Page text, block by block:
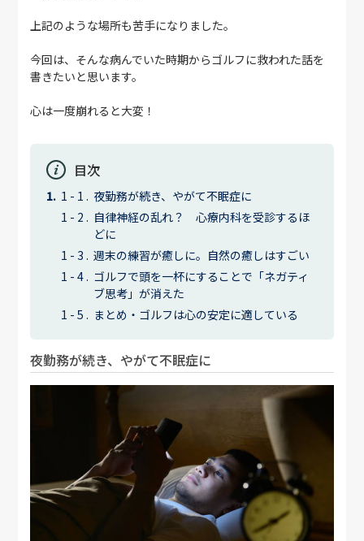
上記のような場所も苦手になりました。
今回は、そんな病んでいた時期からゴルフに救われた話を
書きたいと思います。
心は一度崩れると大変！
目次
夜勤務が続き、やがて不眠症に
自律神経の乱れ？ 心療内科を受診するほ
どに
週末の練習が癒しに。自然の癒しはすごい
ゴルフで頭を一杯にすることで「ネガティ
ブ思考」が消えた
まとめ・ゴルフは心の安定に適している
夜勤務が続き、やがて不眠症に